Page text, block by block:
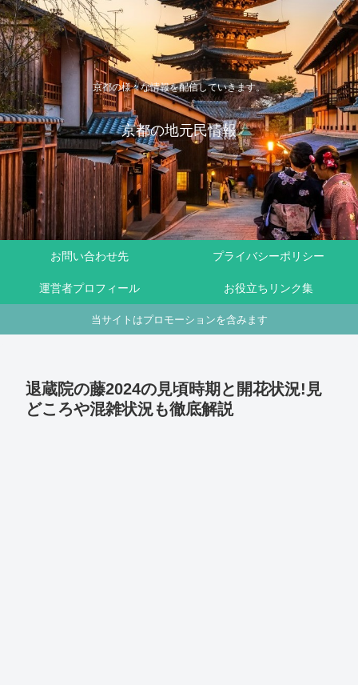
京都の様々な情報を配信していきます。
京都の地元民情報
お問い合わせ先 プライバシーポリシー
運営者プロフィール お役立ちリンク集
当サイトはプロモーションを含みます
退蔵院の藤2024の見頃時期と開花状況!見
どころや混雑状況も徹底解説